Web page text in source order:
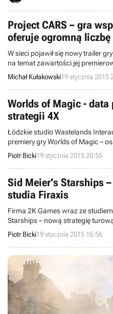
Project CARS – gra
oferuje ogromną
W sieci pojawił się nowy trailer
na temat zawartości jej
produkcja ma współpracować z
kontrolerami oraz wspierać
tytułu planowany jest na połowę
Michał Kułakowski19 stycznia 2015
Worlds of Magic -
strategii 4X
Łódzkie studio Wastelands
premiery gry Worlds of Magic –
4X. Ufundowana przez
produkcja pojawi się w usłudze
Piotr Bicki19 stycznia 2015 20:55
Sid Meier’s Starships
studia Firaxis
Firma 2K Games wraz ze
Starships – nową strategię
niedawno Beyond Earth. Za grę
dowodzony przez samego Sida
stojącego za cyklem Civilization.
Piotr Bicki19 stycznia 2015 16:56